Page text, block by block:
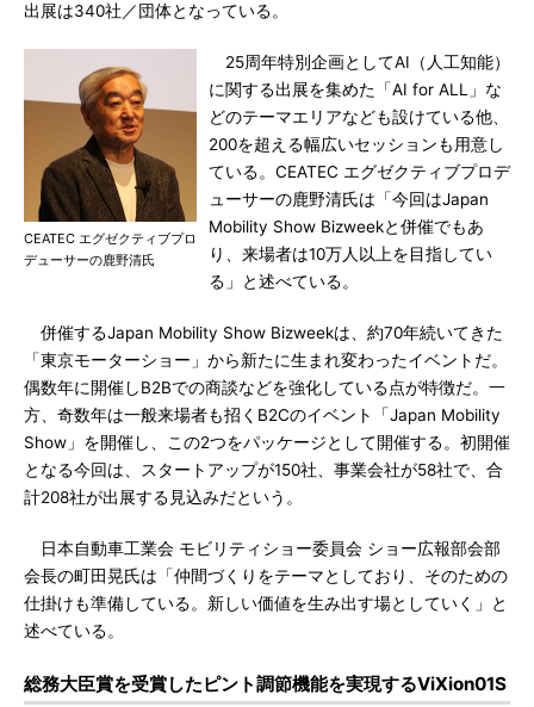
出展は340社／団体となっている。
CEATEC エグゼクティブプロ
デューサーの鹿野清氏
25周年特別企画としてAI（人工知能）
に関する出展を集めた「AI for ALL」な
どのテーマエリアなども設けている他、
200を超える幅広いセッションも用意し
ている。CEATEC エグゼクティブプロデ
ューサーの鹿野清氏は「今回はJapan
Mobility Show Bizweekと併催でもあ
り、来場者は10万人以上を目指してい
る」と述べている。
併催するJapan Mobility Show Bizweekは、約70年続いてきた
「東京モーターショー」から新たに生まれ変わったイベントだ。
偶数年に開催しB2Bでの商談などを強化している点が特徴だ。一
方、奇数年は一般来場者も招くB2Cのイベント「Japan Mobility
Show」を開催し、この2つをパッケージとして開催する。初開催
となる今回は、スタートアップが150社、事業会社が58社で、合
計208社が出展する見込みだという。
日本自動車工業会 モビリティショー委員会 ショー広報部会部
会長の町田晃氏は「仲間づくりをテーマとしており、そのための
仕掛けも準備している。新しい価値を生み出す場としていく」と
述べている。
総務大臣賞を受賞したピント調節機能を実現するViXion01S